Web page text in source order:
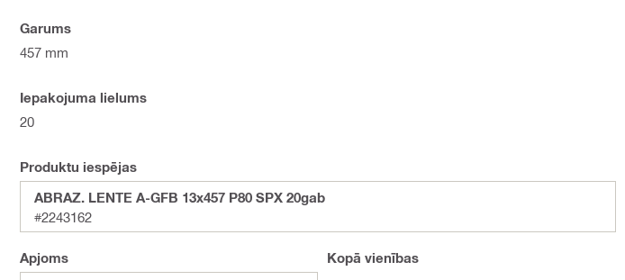
Garums
457 mm
Iepakojuma lielums
20
Produktu iespējas
ABRAZ. LENTE A-GFB 13x457 P80 SPX 20gab
#2243162
Apjoms Kopā vienības